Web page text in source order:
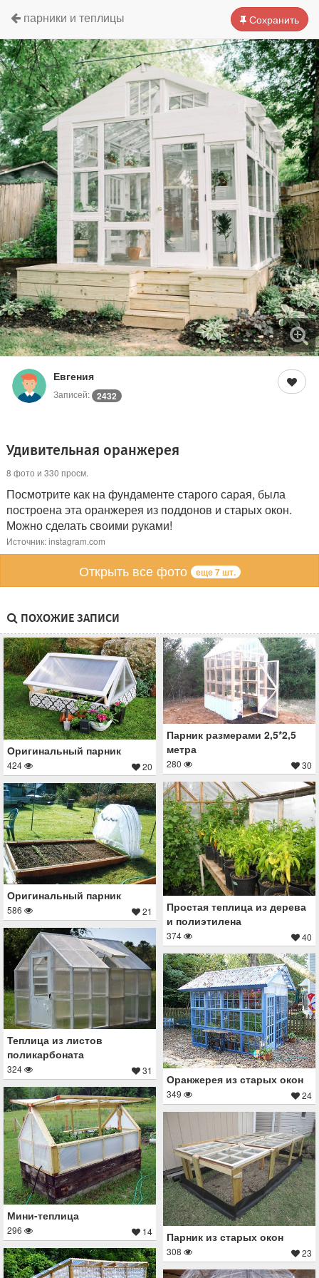
Сохранить
парники и теплицы
Евгения
Записей: 2432
Удивительная оранжерея
8 фото и 330 просм.
Посмотрите как на фундаменте старого сарая, была
построена эта оранжерея из поддонов и старых окон.
Можно сделать своими руками!
Источник: instagram.com
Открыть все фото еще 7 шт.
ПОХОЖИЕ ЗАПИСИ
Оригинальный парник
424 20
Парник размерами 2,5*2,5
метра
280 30
Простая теплица из дерева
и полиэтилена
374 40
Оригинальный парник
586 21
Теплица из листов
поликарбоната
324 31
Оранжерея из старых окон
349 24
Мини-теплица
296 14 Парник из старых окон
308 23